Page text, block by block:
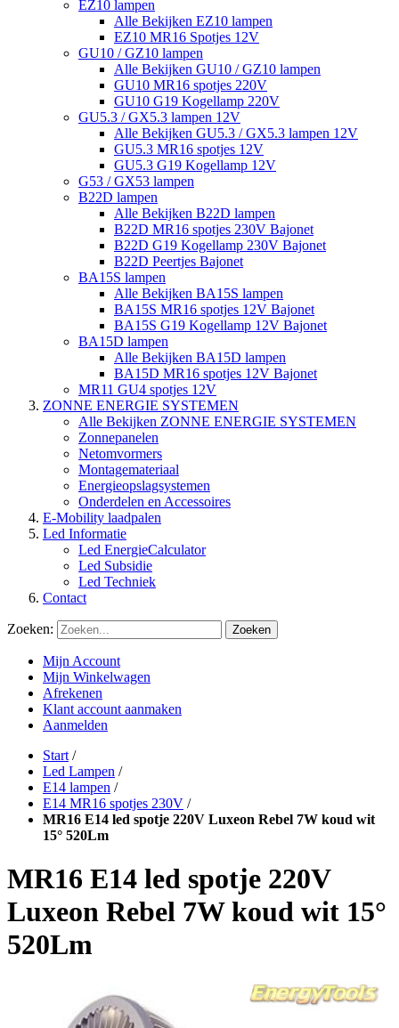
EZ10 lampen
Alle Bekijken EZ10 lampen
EZ10 MR16 Spotjes 12V
GU10 / GZ10 lampen
Alle Bekijken GU10 / GZ10 lampen
GU10 MR16 spotjes 220V
GU10 G19 Kogellamp 220V
GU5.3 / GX5.3 lampen 12V
Alle Bekijken GU5.3 / GX5.3 lampen 12V
GU5.3 MR16 spotjes 12V
GU5.3 G19 Kogellamp 12V
G53 / GX53 lampen
B22D lampen
Alle Bekijken B22D lampen
B22D MR16 spotjes 230V Bajonet
B22D G19 Kogellamp 230V Bajonet
B22D Peertjes Bajonet
BA15S lampen
Alle Bekijken BA15S lampen
BA15S MR16 spotjes 12V Bajonet
BA15S G19 Kogellamp 12V Bajonet
BA15D lampen
Alle Bekijken BA15D lampen
BA15D MR16 spotjes 12V Bajonet
MR11 GU4 spotjes 12V
ZONNE ENERGIE SYSTEMEN
Alle Bekijken ZONNE ENERGIE SYSTEMEN
Zonnepanelen
Netomvormers
Montagemateriaal
Energieopslagsystemen
Onderdelen en Accessoires
E-Mobility laadpalen
Led Informatie
Led EnergieCalculator
Led Subsidie
Led Techniek
Contact
Zoeken: Zoeken
Mijn Account
Mijn Winkelwagen
Afrekenen
Klant account aanmaken
Aanmelden
Start /
Led Lampen /
E14 lampen /
E14 MR16 spotjes 230V /
MR16 E14 led spotje 220V Luxeon Rebel 7W koud wit
15° 520Lm
MR16 E14 led spotje 220V
Luxeon Rebel 7W koud wit 15°
520Lm